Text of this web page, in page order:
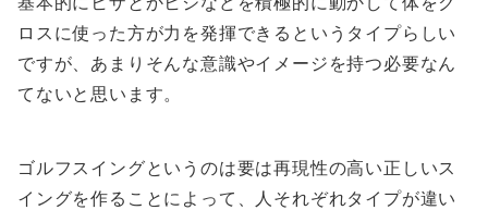
ロスに使った方が力を発揮できるというタイプらしい
ですが、あまりそんな意識やイメージを持つ必要なん
てないと思います。
ゴルフスイングというのは要は再現性の高い正しいス
イングを作ることによって、人それぞれタイプが違い